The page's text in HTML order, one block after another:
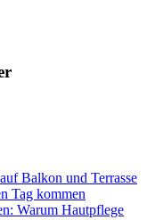
Balkon und Terrasse
Tag kommen
Warum Hautpflege